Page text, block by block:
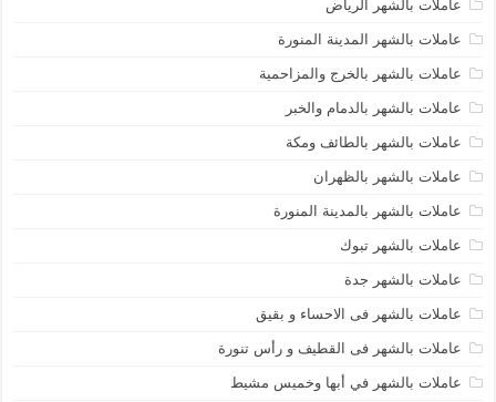
عاملات بالشهر الرياض
عاملات بالشهر المدينة المنورة
عاملات بالشهر بالخرج والمزاحمية
عاملات بالشهر بالدمام والخبر
عاملات بالشهر بالطائف ومكة
عاملات بالشهر بالظهران
عاملات بالشهر بالمدينة المنورة
عاملات بالشهر تبوك
عاملات بالشهر جدة
عاملات بالشهر فى الاحساء و بقيق
عاملات بالشهر فى القطيف و رأس تنورة
عاملات بالشهر في أبها وخميس مشيط